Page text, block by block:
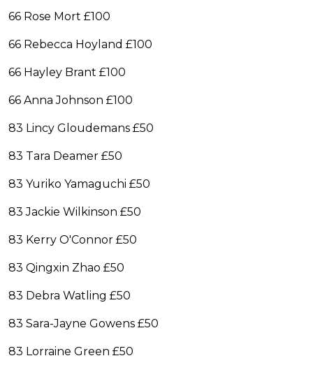
66 Rose Mort £100
66 Rebecca Hoyland £100
66 Hayley Brant £100
66 Anna Johnson £100
83 Lincy Gloudemans £50
83 Tara Deamer £50
83 Yuriko Yamaguchi £50
83 Jackie Wilkinson £50
83 Kerry O'Connor £50
83 Qingxin Zhao £50
83 Debra Watling £50
83 Sara-Jayne Gowens £50
83 Lorraine Green £50